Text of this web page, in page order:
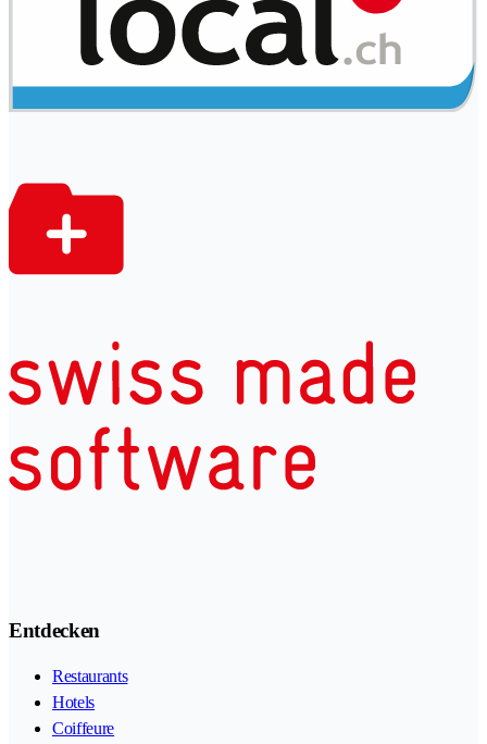
Entdecken
Restaurants
Hotels
Coiffeure